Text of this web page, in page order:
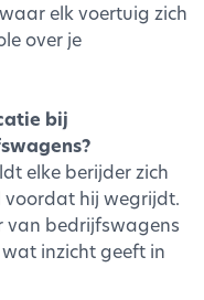
elk voertuig zich
over je
bij
elke berijder zich
voordat hij wegrijdt.
van bedrijfswagens
inzicht geeft in